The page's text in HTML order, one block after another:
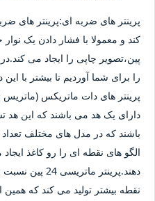
پرینتر های ضربه ای:پرینتر های
کند و معمولا با فشار دادن یک نوار
پین،تصویر چاپی را ایجاد می کند.در
را برای شما آوردیم تا بیشتر با
پرینتر های دات ماتریکس (ماتریس
باشند که در مدل های مختلف
الگو های نقطه ای را رو کاغذ ایجاد
نقطه بیشتر تولید می کند که